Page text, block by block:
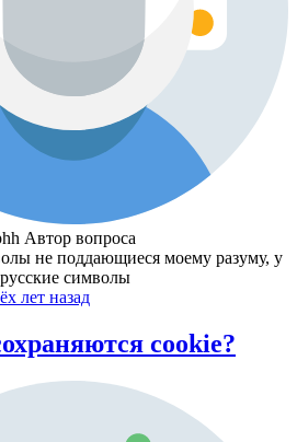
Автор вопроса
не поддающиеся моему разуму, у
символы
лет назад
cookie?